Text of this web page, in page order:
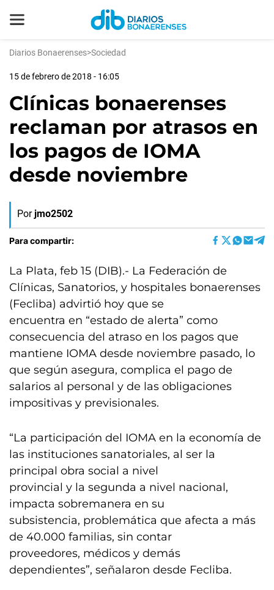
Diarios Bonaerenses>Sociedad
15 de febrero de 2018 - 16:05
Clínicas bonaerenses
reclaman por atrasos en
los pagos de IOMA
desde noviembre
Por jmo2502
Para compartir:
La Plata, feb 15 (DIB).- La Federación de
Clínicas, Sanatorios, y hospitales bonaerenses
(Fecliba) advirtió hoy que se
encuentra en “estado de alerta” como
consecuencia del atraso en los pagos que
mantiene IOMA desde noviembre pasado, lo
que según asegura, complica el pago de
salarios al personal y de las obligaciones
impositivas y previsionales.
“La participación del IOMA en la economía de
las instituciones sanatoriales, al ser la
principal obra social a nivel
provincial y la segunda a nivel nacional,
impacta sobremanera en su
subsistencia, problemática que afecta a más
de 40.000 familias, sin contar
proveedores, médicos y demás
dependientes”, señalaron desde Fecliba.